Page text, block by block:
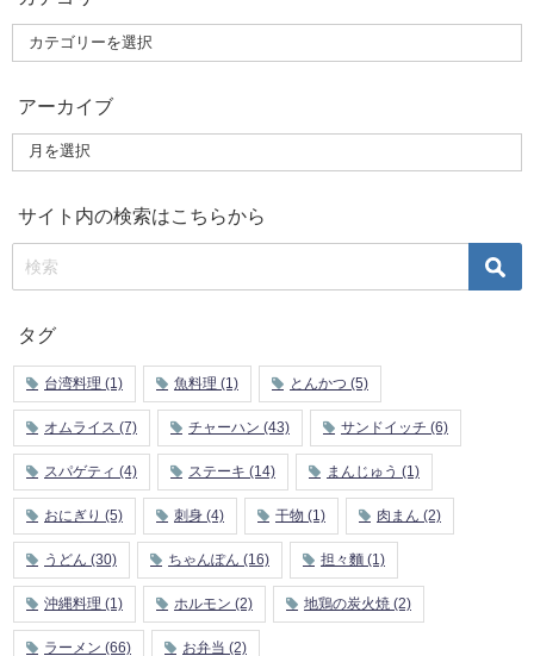
アーカイブ
サイト内の検索はこちらから
タグ
台湾料理 (1) 魚料理 (1) とんかつ (5)
オムライス (7) チャーハン (43) サンドイッチ (6)
スパゲティ (4) ステーキ (14) まんじゅう (1)
おにぎり (5) 刺身 (4) 干物 (1) 肉まん (2)
うどん (30) ちゃんぽん (16) 担々麵 (1)
沖縄料理 (1) ホルモン (2) 地鶏の炭火焼 (2)
ラーメン (66) お弁当 (2)